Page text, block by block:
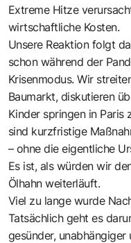
Extreme Hitze
wirtschaftliche Kosten.
Unsere Reaktion folgt
schon während der
Krisenmodus. Wir
Baumarkt, diskutieren
Kinder springen in Paris
sind kurzfristige
– ohne die eigentliche
Es ist, als würden wir
Ölhahn weiterläuft.
Viel zu lange wurde
Tatsächlich geht es
gesünder,